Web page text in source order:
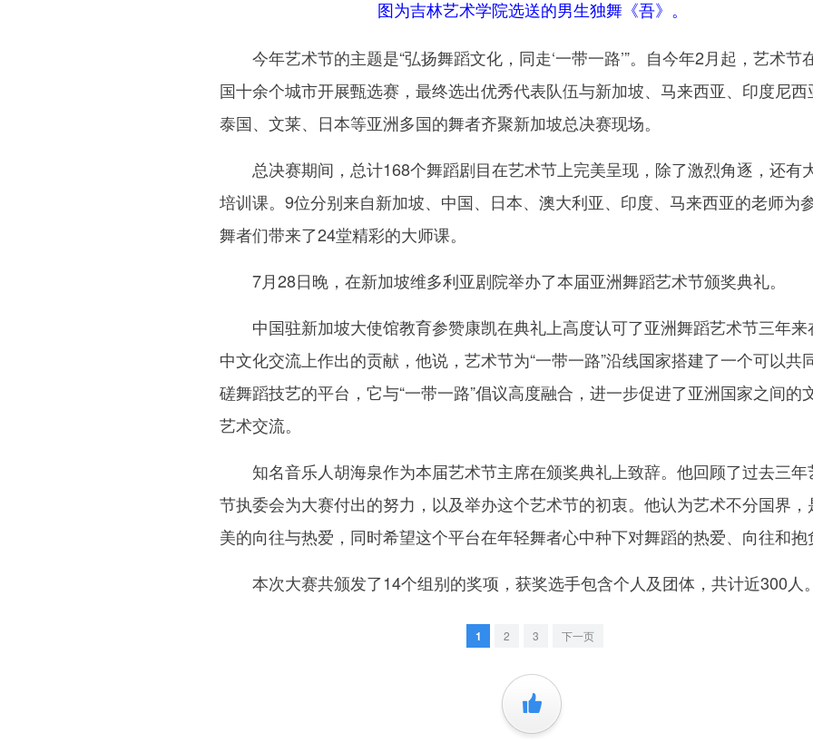
图为吉林艺术学院选送的男生独舞《吾》。
今年艺术节的主题是“弘扬舞蹈文化，同走‘一带一路’”。自今年2月起，艺术节
国十余个城市开展甄选赛，最终选出优秀代表队伍与新加坡、马来西亚、印度尼西
泰国、文莱、日本等亚洲多国的舞者齐聚新加坡总决赛现场。
总决赛期间，总计168个舞蹈剧目在艺术节上完美呈现，除了激烈角逐，还有
培训课。9位分别来自新加坡、中国、日本、澳大利亚、印度、马来西亚的老师为
舞者们带来了24堂精彩的大师课。
7月28日晚，在新加坡维多利亚剧院举办了本届亚洲舞蹈艺术节颁奖典礼。
中国驻新加坡大使馆教育参赞康凯在典礼上高度认可了亚洲舞蹈艺术节三年来
中文化交流上作出的贡献，他说，艺术节为“一带一路”沿线国家搭建了一个可以共
磋舞蹈技艺的平台，它与“一带一路”倡议高度融合，进一步促进了亚洲国家之间的
艺术交流。
知名音乐人胡海泉作为本届艺术节主席在颁奖典礼上致辞。他回顾了过去三年
节执委会为大赛付出的努力，以及举办这个艺术节的初衷。他认为艺术不分国界，
美的向往与热爱，同时希望这个平台在年轻舞者心中种下对舞蹈的热爱、向往和抱
本次大赛共颁发了14个组别的奖项，获奖选手包含个人及团体，共计近300人。
1 2 3 下一页
+1